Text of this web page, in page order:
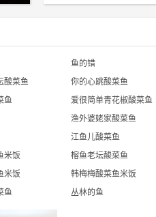
鱼的错
酸菜鱼 你的心跳酸菜鱼
鱼 爱很简单青花椒酸菜鱼
渔外婆姥家酸菜鱼
江鱼儿酸菜鱼
米饭 榕鱼老坛酸菜鱼
米饭 韩梅梅酸菜鱼米饭
鱼 丛林的鱼